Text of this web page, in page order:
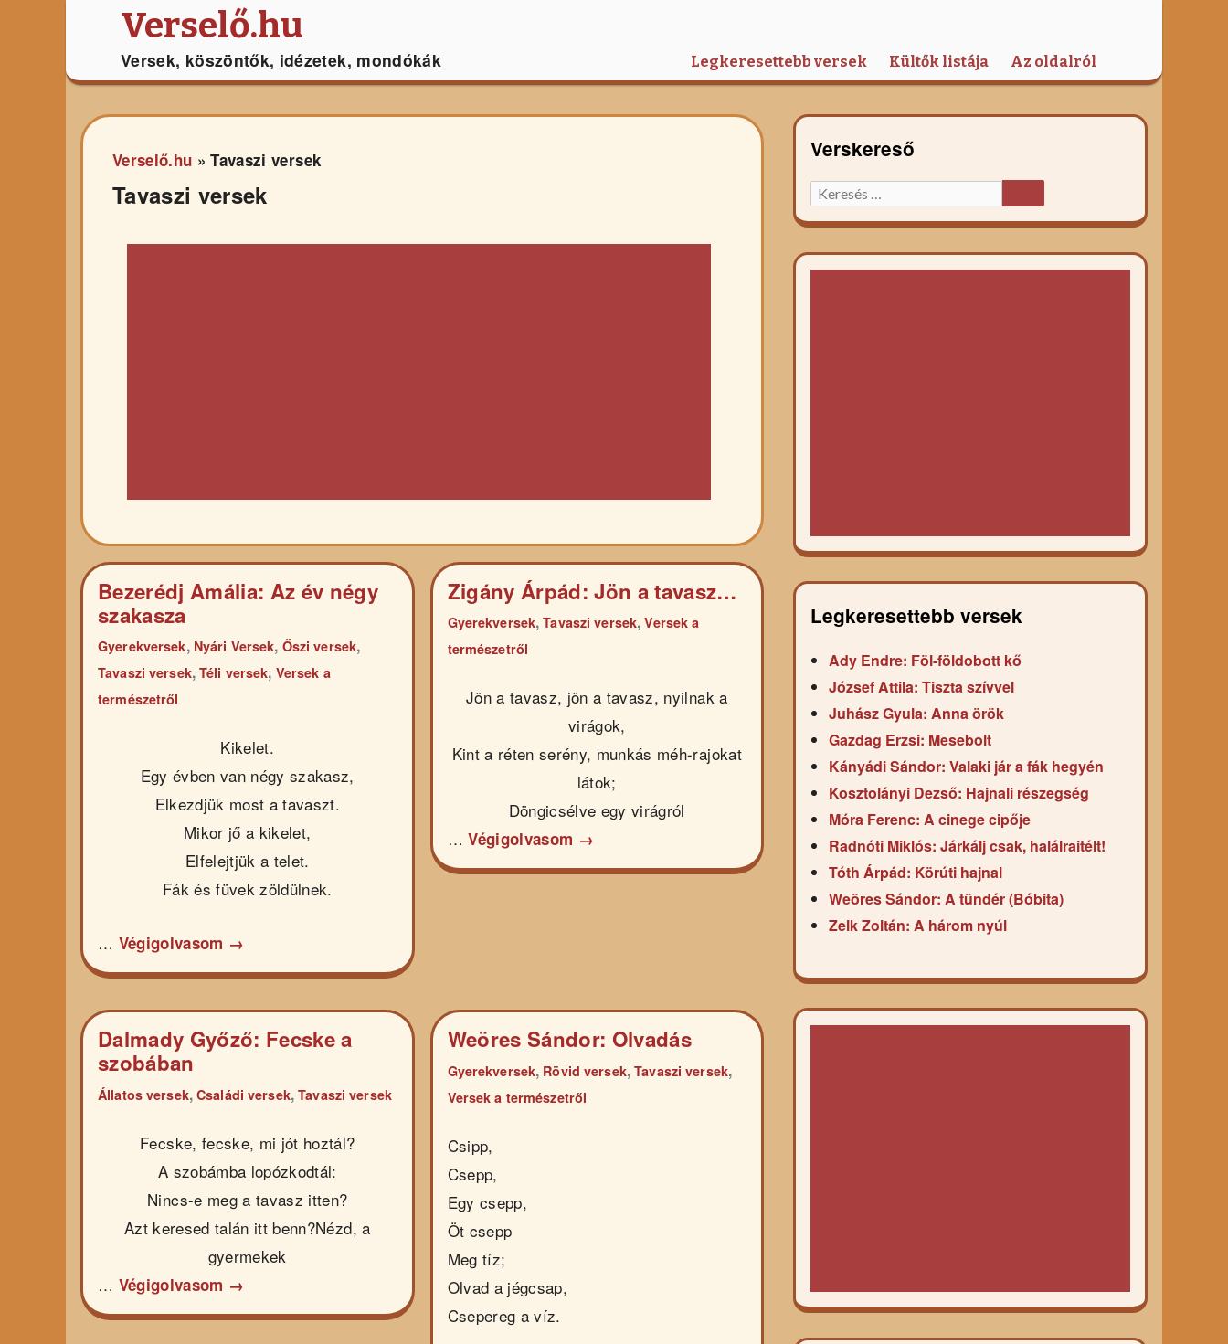
Verselő.hu
Versek, köszöntők, idézetek, mondókák Legkeresettebb versek Kültők listája Az oldalról
Verselő.hu »Tavaszi versek
Tavaszi versek
Bezerédj Amália: Az év négy
szakasza
Gyerekversek, Nyári Versek, Őszi versek,
Tavaszi versek,Téli versek, Versek a
természetről
Kikelet.
Egy évben van négy szakasz,
Elkezdjük most a tavaszt.
Mikor jő a kikelet,
Elfelejtjük a telet.
Fák és füvek zöldülnek.
… Végigolvasom →
Zigány Árpád: Jön a tavasz…
Gyerekversek,Tavaszi versek,Versek a
természetről
Jön a tavasz, jön a tavasz, nyilnak a
virágok,
Kint a réten serény, munkás méh-rajokat
látok;
Döngicsélve egy virágról
…Végigolvasom →
Dalmady Győző: Fecske a
szobában
Állatos versek,Családi versek,Tavaszi versek
Fecske, fecske, mi jót hoztál?
A szobámba lopózkodtál:
Nincs-e meg a tavasz itten?
Azt keresed talán itt benn?Nézd, a
gyermekek
… Végigolvasom →
Weöres Sándor: Olvadás
Gyerekversek, Rövid versek,Tavaszi versek,
Versek a természetről
Csipp,
Csepp,
Egy csepp,
Öt csepp
Meg tíz;
Olvad a jégcsap,
Csepereg a víz.
Verskereső
Keresett
főzelék
Legkeresettebb versek
Ady Endre: Föl-földobott kő
József Attila: Tiszta szívvel
Juhász Gyula: Anna örök
Gazdag Erzsi: Mesebolt
Kányádi Sándor: Valaki jár a fák hegyén
Kosztolányi Dezső: Hajnali részegség
Móra Ferenc: A cinege cipője
Radnóti Miklós: Járkálj csak, halálraitélt!
Tóth Árpád: Körúti hajnal
Weöres Sándor: A tündér (Bóbita)
Zelk Zoltán: A három nyúl